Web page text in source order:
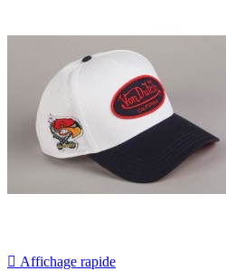
 Affichage rapide